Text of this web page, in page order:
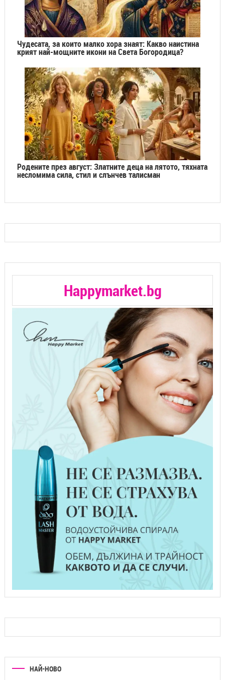
Чудесата, за които малко хора знаят: Какво наистина
крият най-мощните икони на Света Богородица?
Родените през август: Златните деца на лятото, тяхната
несломима сила, стил и слънчев талисман
Happymarket.bg
НАЙ-НОВО